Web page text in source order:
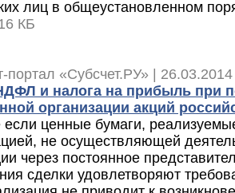
лиц в общеустановленном
КБ
портал «Субсчет.РУ» |
и налога на прибыль при
организации акций
если ценные бумаги,
не осуществляющей
через постоянное
сделки удовлетворяют